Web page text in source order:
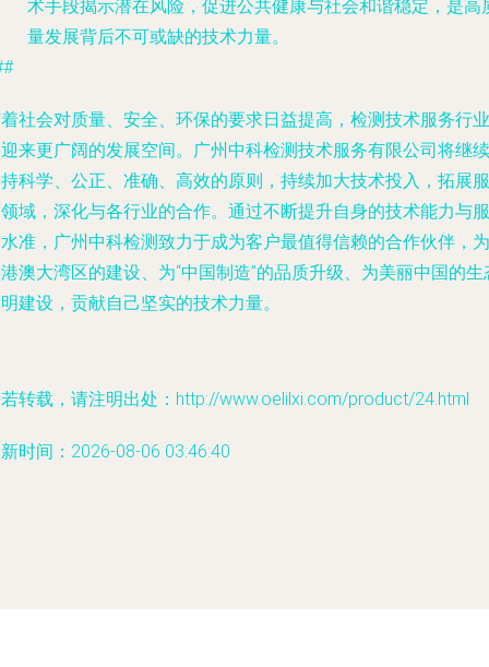
术手段揭示潜在风险，促进公共健康与社会和谐稳定，是高
量发展背后不可或缺的技术力量。
社会对质量、安全、环保的要求日益提高，检测技术服务行业
来更广阔的发展空间。广州中科检测技术服务有限公司将继续
科学、公正、准确、高效的原则，持续加大技术投入，拓展服
域，深化与各行业的合作。通过不断提升自身的技术能力与服
准，广州中科检测致力于成为客户最值得信赖的合作伙伴，为
澳大湾区的建设、为“中国制造”的品质升级、为美丽中国的生
建设，贡献自己坚实的技术力量。
转载，请注明出处：http://www.oelilxi.com/product/24.html
时间：2026-08-06 03:46:40